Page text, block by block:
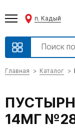
п. Кадый
Главная Каталог
14МГ